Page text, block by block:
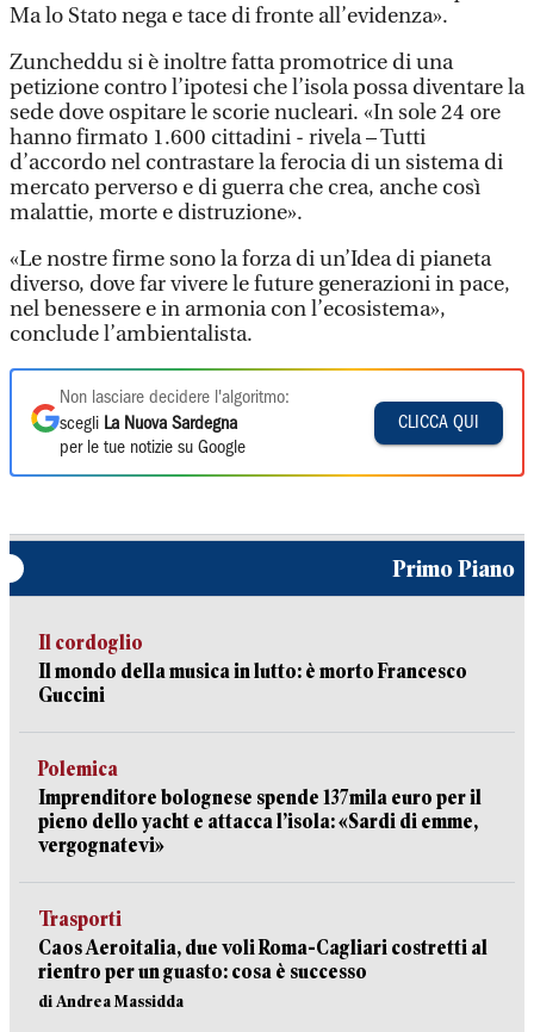
Ma lo Stato nega e tace di fronte all’evidenza».
Zuncheddu si è inoltre fatta promotrice di una
petizione contro l’ipotesi che l’isola possa diventare la
sede dove ospitare le scorie nucleari. «In sole 24 ore
hanno firmato 1.600 cittadini - rivela – Tutti
d’accordo nel contrastare la ferocia di un sistema di
mercato perverso e di guerra che crea, anche così
malattie, morte e distruzione».
«Le nostre firme sono la forza di un’Idea di pianeta
diverso, dove far vivere le future generazioni in pace,
nel benessere e in armonia con l’ecosistema»,
conclude l’ambientalista.
Non lasciare decidere l'algoritmo:
scegli La Nuova Sardegna
per le tue notizie su Google
CLICCA QUI
Primo Piano
Il cordoglio
Il mondo della musica in lutto: è morto Francesco
Guccini
Polemica
Imprenditore bolognese spende 137mila euro per il
pieno dello yacht e attacca l’isola: «Sardi di emme,
vergognatevi»
Trasporti
Caos Aeroitalia, due voli Roma-Cagliari costretti al
rientro per un guasto: cosa è successo
di Andrea Massidda